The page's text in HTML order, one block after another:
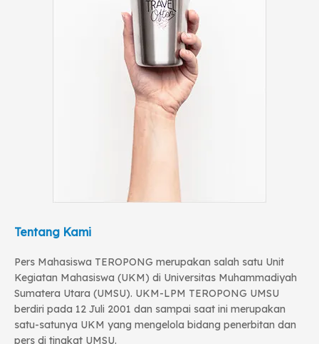
Tentang Kami
Pers Mahasiswa TEROPONG merupakan salah satu Unit
Kegiatan Mahasiswa (UKM) di Universitas Muhammadiyah
Sumatera Utara (UMSU). UKM-LPM TEROPONG UMSU
berdiri pada 12 Juli 2001 dan sampai saat ini merupakan
satu-satunya UKM yang mengelola bidang penerbitan dan
pers di tingkat UMSU.